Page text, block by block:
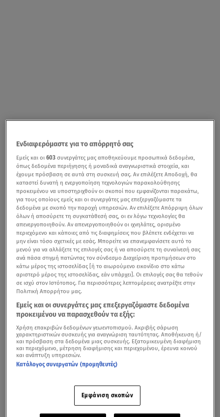
Ενδιαφερόμαστε για το απόρρητό σας
Εμείς και οι603 συνεργάτες μας αποθηκεύουμε προσωπικά δεδομένα,
όπως δεδομένα περιήγησης ή μοναδικά αναγνωριστικά στοιχεία, και
έχουμε πρόσβαση σε αυτά στη συσκευή σας. Αν επιλέξετε Αποδοχή, θα
καταστεί δυνατή η ενεργοποίηση τεχνολογιών παρακολούθησης
προκειμένου να υποστηριχθούν οι σκοποί που εμφανίζονται παρακάτω,
για τους οποίους εμείς και οι συνεργάτες μας επεξεργαζόμαστε τα
δεδομένα με σκοπό την παροχή υπηρεσιών. Αν επιλέξετε Απόρριψη όλων
όλων ή αποσύρετε τη συγκατάθεσή σας, οι εν λόγω τεχνολογίες θα
απενεργοποιηθούν. Αν απενεργοποιηθούν οι ιχνηλάτες, ορισμένο
περιεχόμενο και κάποιες από τις διαφημίσεις που βλέπετε ενδέχεται να
μην είναι τόσο σχετικές με εσάς. Μπορείτε να επανεμφανίσετε αυτό το
μενού για να αλλάξετε τις επιλογές σας ή να αποσύρετε τη συναίνεσή σας
ανά πάσα στιγμή πατώντας τον σύνδεσμο Διαχείριση προτιμήσεων στο
κάτω μέρος της ιστοσελίδας [ή το αιωρούμενο εικονίδιο στο κάτω
αριστερό μέρος της ιστοσελίδας, εάν υπάρχει]. Οι επιλογές σας θα τεθούν
σε ισχύ στον Ιστότοπος. Για περισσότερες λεπτομέρειες ανατρέξτε στην
Πολιτική Απορρήτου μας.
Εμείς και οι συνεργάτες μας επεξεργαζόμαστε δεδομένα
προκειμένου να παρασχεθούν τα εξής:
Χρήση επακριβών δεδομένων γεωεντοπισμού. Ακριβής σάρωση
χαρακτηριστικών συσκευής για αναγνώριση ταυτότητας. Αποθήκευση ή/
και πρόσβαση στα δεδομένα μιας συσκευής. Εξατομικευμένη διαφήμιση
και περιεχόμενο, μέτρηση διαφήμισης και περιεχομένου, έρευνα κοινού
και ανάπτυξη υπηρεσιών.
Κατάλογος συνεργατών (προμηθευτές)
Εμφάνιση σκοπών